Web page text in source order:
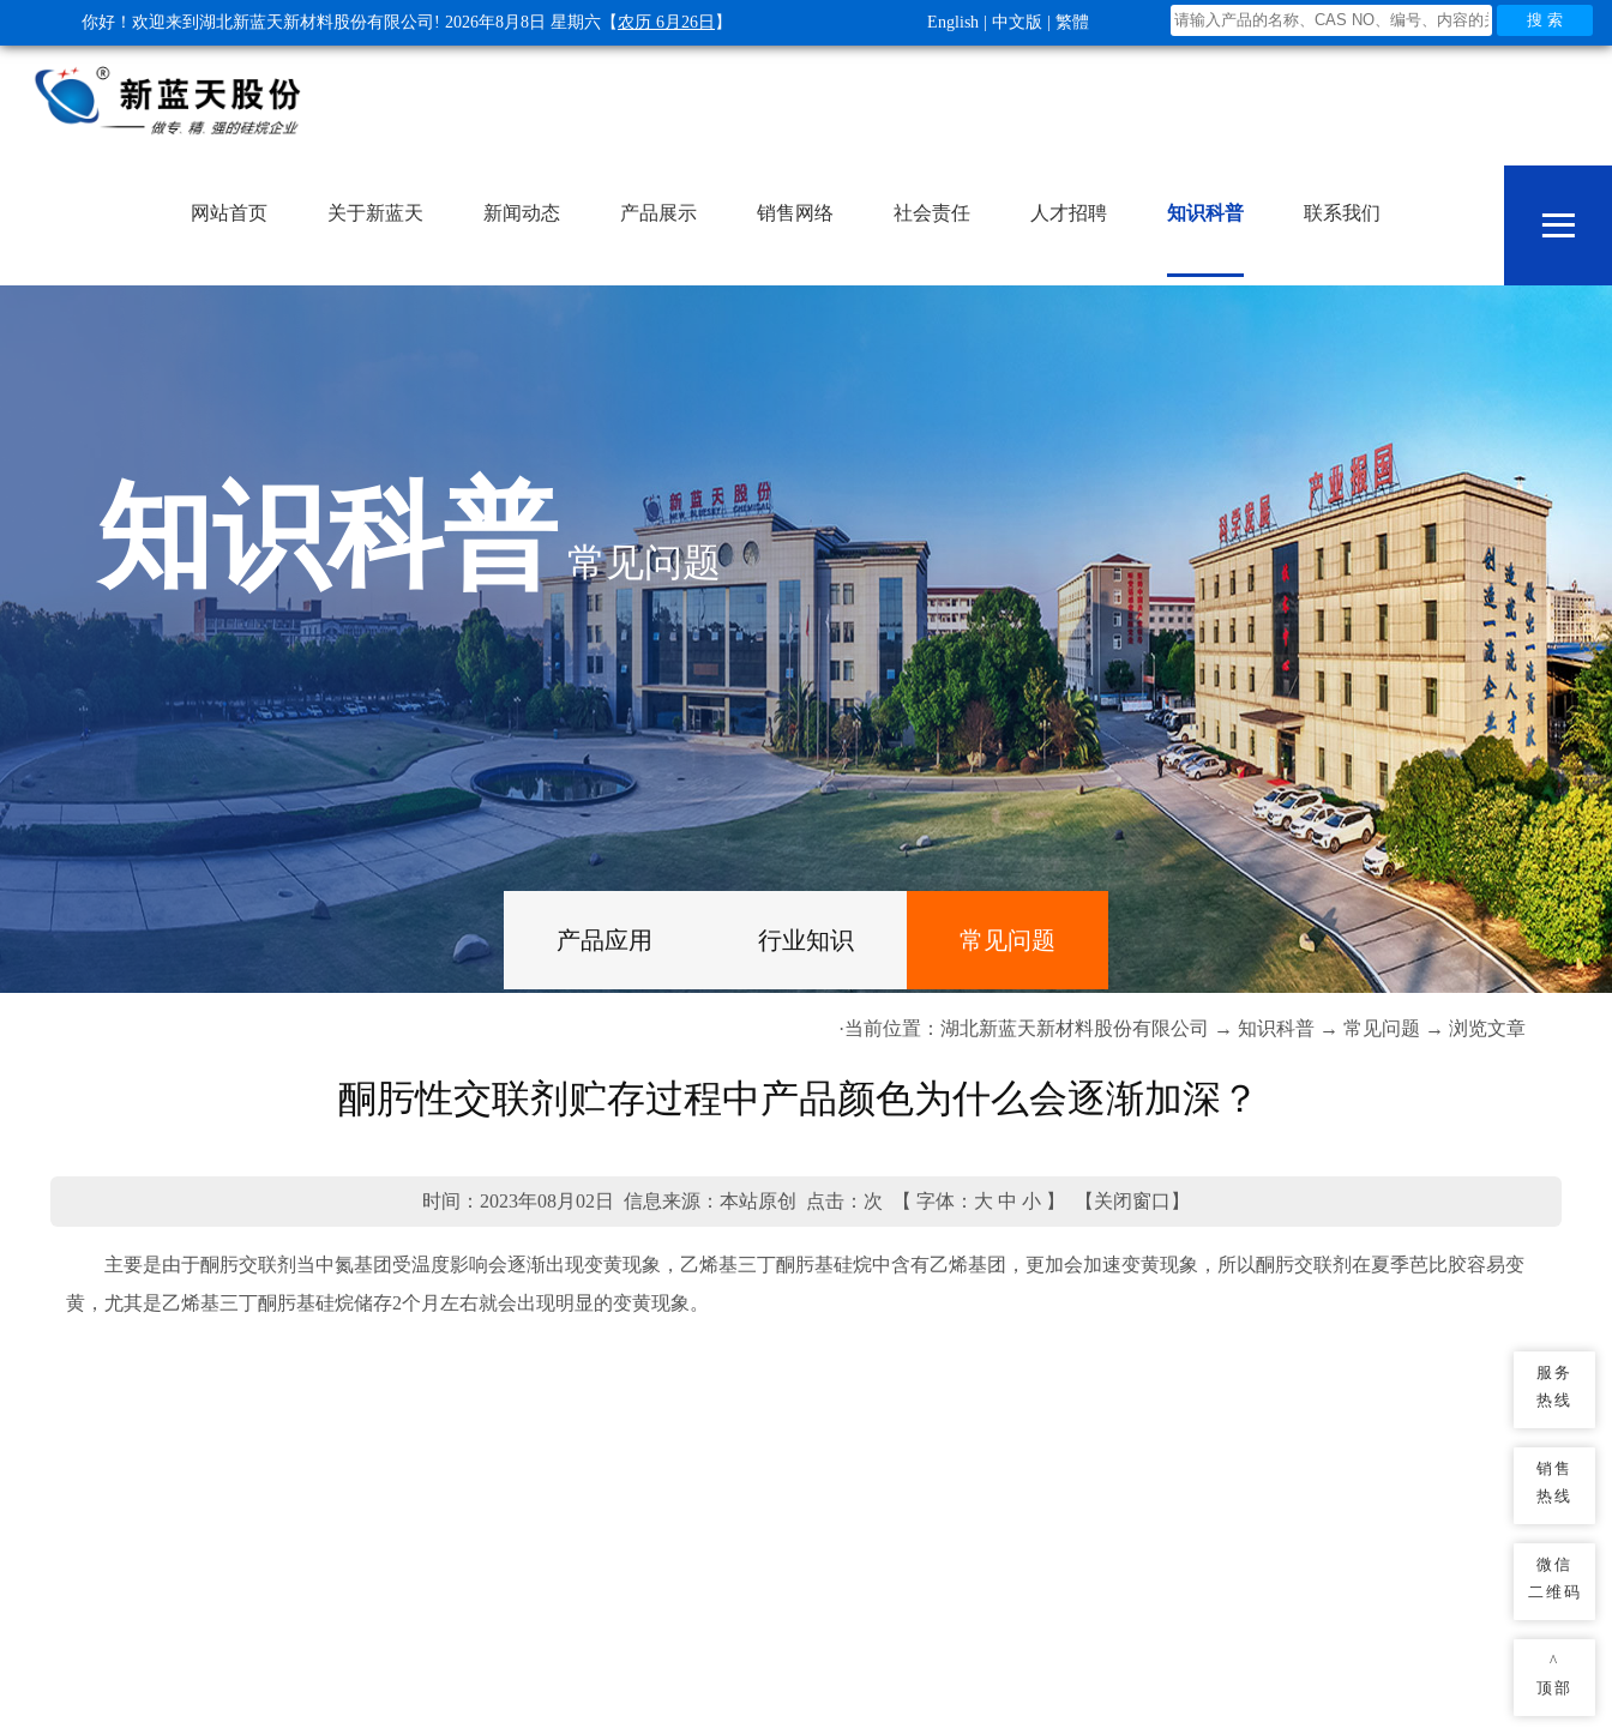
你好！欢迎来到湖北新蓝天新材料股份有限公司! 2026年8月8日 星期六 【农历 6月26日 】 English 中文版 繁體
网站首页 关于新蓝天 新闻动态 产品展示 销售网络 社会责任 人才招聘 知识科普 联系我们 ≡
知识科普 常见问题
产品应用 行业知识 常见问题
·当前位置： 湖北新蓝天新材料股份有限公司 → 知识科普 → 常见问题 → 浏览文章
酮肟性交联剂贮存过程中产品颜色为什么会逐渐加深？
时间：2023年08月02日 信息来源：本站原创 点击： 次 【 字体： 大 中 小 】 【 关闭窗口 】
主要是由于酮肟交联剂当中氮基团受温度影响会逐渐出现变黄现象，乙烯基三丁酮肟基硅烷中含有乙烯基团，更加会加速变黄现象，所以酮肟交联剂在夏季芭比胶容易变
黄，尤其是乙烯基三丁酮肟基硅烷储存2个月左右就会出现明显的变黄现象。
服务
热线
销售
热线
微信
二维码
^
顶部